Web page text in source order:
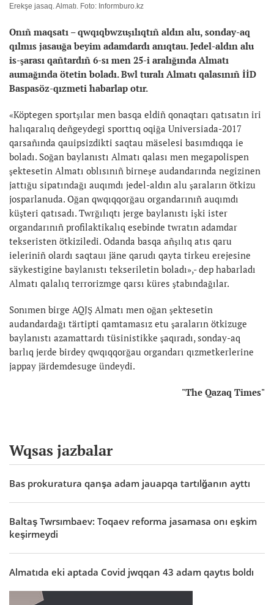
Erekşe jasaq. Almatı. Foto: Informburo.kz
Onıñ maqsatı – qwqıqbwzuşılıqtıñ aldın alu, sonday-aq
qılmıs jasauğa beyim adamdardı anıqtau. Jedel-aldın alu
is-şarası qañtardıñ 6-sı men 25-i aralığında Almatı
aumağında ötetin boladı. Bwl turalı Almatı qalasınıñ İİD
Baspasöz-qızmeti habarlap otır.
«Köptegen sportşılar men basqa eldiñ qonaqtarı qatısatın iri
halıqaralıq deñgeydegi sporttıq oqiğa Universiada-2017
qarsañında qauipsizdikti saqtau mäselesi basımdıqqa ie
boladı. Soğan baylanıstı Almatı qalası men megapolispen
şektesetin Almatı oblısınıñ birneşe audandarında negizinen
jattığu sipatındağı auqımdı jedel-aldın alu şaraların ötkizu
josparlanuda. Oğan qwqıqqorğau organdarınıñ auqımdı
küşteri qatısadı. Twrğılıqtı jerge baylanıstı işki ister
organdarınıñ profilaktikalıq esebinde twratın adamdar
tekseristen ötkiziledi. Odanda basqa añşılıq atıs qaru
ieleriniñ olardı saqtauı jäne qarudı qayta tirkeu erejesine
säykestigine baylanıstı tekseriletin boladı»,- dep habarladı
Almatı qalalıq terrorizmge qarsı küres ştabındağılar.
Sonımen birge AQJŞ Almatı men oğan şektesetin
audandardağı tärtipti qamtamasız etu şaraların ötkizuge
baylanıstı azamattardı tüsinistikke şaqıradı, sonday-aq
barlıq jerde birdey qwqıqqorğau organdarı qızmetkerlerine
jappay järdemdesuge ündeydi.
"The Qazaq Times"
Wqsas jazbalar
Bas prokuratura qanşa adam jauapqa tartılğanın ayttı
Baltaş Twrsımbaev: Toqaev reforma jasamasa onı eşkim
keşirmeydi
Almatıda eki aptada Covid jwqqan 43 adam qaytıs boldı